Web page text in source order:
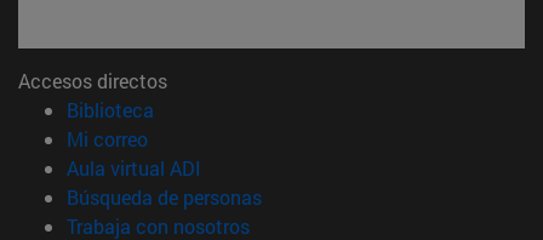
Accesos directos
Biblioteca
Mi correo(abre en nueva ventana)
Aula virtual ADI
Búsqueda de personas(abre en nueva ventana)
Trabaja con nosotros(abre en nueva ventana)